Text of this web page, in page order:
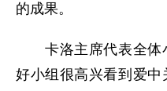
的成果。
卡洛主席代表全体
好小组很高兴看到爱